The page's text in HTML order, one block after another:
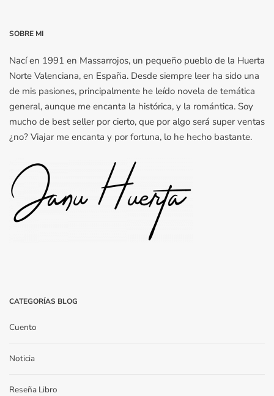
SOBRE MI
Nací en 1991 en Massarrojos, un pequeño pueblo de la Huerta
Norte Valenciana, en España. Desde siempre leer ha sido una
de mis pasiones, principalmente he leído novela de temática
general, aunque me encanta la histórica, y la romántica. Soy
mucho de best seller por cierto, que por algo será super ventas
¿no? Viajar me encanta y por fortuna, lo he hecho bastante.
CATEGORÍAS BLOG
Cuento
Noticia
Reseña Libro